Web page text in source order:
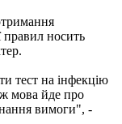
правил носить
тест на інфекцію
ж мова йде про
вимоги", -